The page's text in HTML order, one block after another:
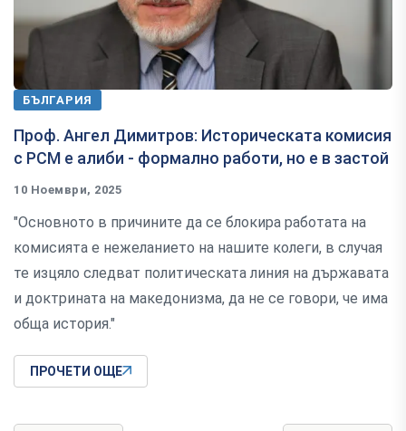
БЪЛГАРИЯ
Проф. Ангел Димитров: Историческата комисия
с РСМ е алиби - формално работи, но е в застой
10 Ноември, 2025
"Основното в причините да се блокира работата на
комисията е нежеланието на нашите колеги, в случая
те изцяло следват политическата линия на държавата
и доктрината на македонизма, да не се говори, че има
обща история."
ПРОЧЕТИ ОЩЕ